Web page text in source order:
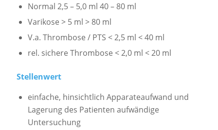
Normal 2,5 – 5,0 ml 40 – 80 ml
Varikose > 5 ml > 80 ml
V.a. Thrombose / PTS < 2,5 ml < 40 ml
rel. sichere Thrombose < 2,0 ml < 20 ml
Stellenwert
einfache, hinsichtlich Apparateaufwand und
Lagerung des Patienten aufwändige
Untersuchung